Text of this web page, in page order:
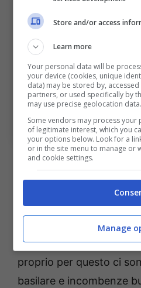
Milan, regna la delusione e il
rossonero (Ansa Foto) –
Milan, arriva la
telefonata: la
Ma quello che fa più
ricostruzione del
in questo momento è
proprio per questo ci
basilare e incombenze
Store and/or access
Learn more
Your personal data will be
your device (cookies, unique
data) may be stored by,
partners, or used specifically by
may use precise geolocation data.
Some vendors may process
of legitimate interest, which you
your options below. Look for a
or in the site menu to manage or
and cookie settings.
Manage